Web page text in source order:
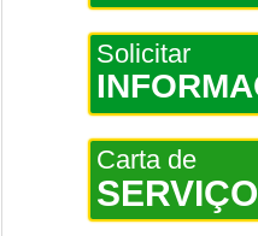
Solicitar
Carta de